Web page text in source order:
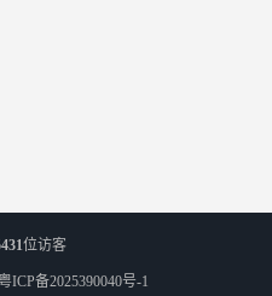
位访客
ICP备2025390040号-1